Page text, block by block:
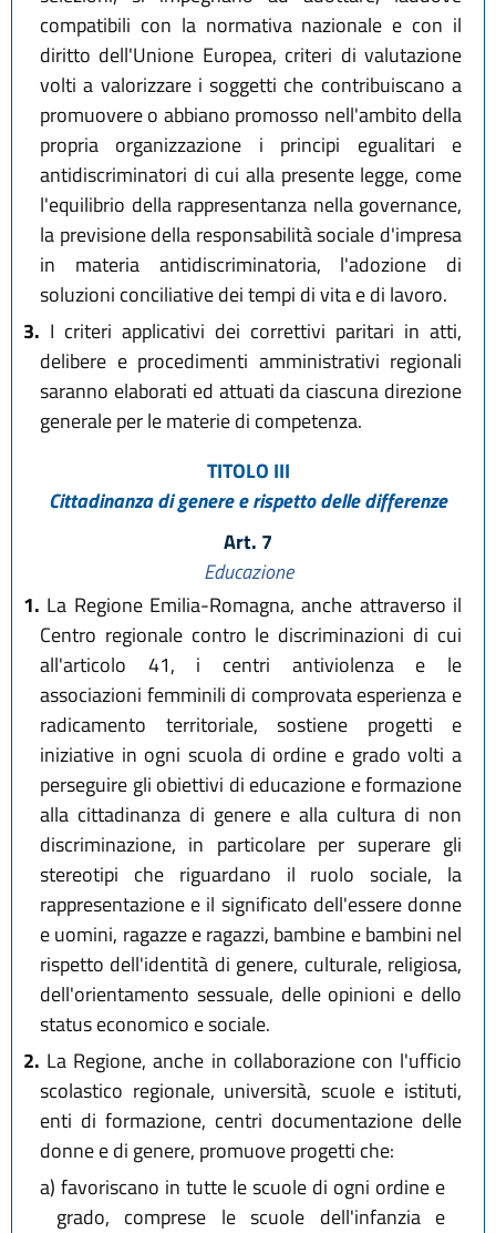
compatibili con la normativa nazionale e con il
diritto dell'Unione Europea, criteri di valutazione
volti a valorizzare i soggetti che contribuiscano a
promuovere o abbiano promosso nell'ambito della
propria organizzazione i principi egualitari e
antidiscriminatori di cui alla presente legge, come
l'equilibrio della rappresentanza nella governance,
la previsione della responsabilità sociale d'impresa
in materia antidiscriminatoria, l'adozione di
soluzioni conciliative dei tempi di vita e di lavoro.
3. I criteri applicativi dei correttivi paritari in atti,
delibere e procedimenti amministrativi regionali
saranno elaborati ed attuati da ciascuna direzione
generale per le materie di competenza.
TITOLO III
Cittadinanza di genere e rispetto delle differenze
Art. 7
Educazione
1. La Regione Emilia-Romagna, anche attraverso il
Centro regionale contro le discriminazioni di cui
all'articolo 41, i centri antiviolenza e le
associazioni femminili di comprovata esperienza e
radicamento territoriale, sostiene progetti e
iniziative in ogni scuola di ordine e grado volti a
perseguire gli obiettivi di educazione e formazione
alla cittadinanza di genere e alla cultura di non
discriminazione, in particolare per superare gli
stereotipi che riguardano il ruolo sociale, la
rappresentazione e il significato dell'essere donne
e uomini, ragazze e ragazzi, bambine e bambini nel
rispetto dell'identità di genere, culturale, religiosa,
dell'orientamento sessuale, delle opinioni e dello
status economico e sociale.
2. La Regione, anche in collaborazione con l'ufficio
scolastico regionale, università, scuole e istituti,
enti di formazione, centri documentazione delle
donne e di genere, promuove progetti che:
a) favoriscano in tutte le scuole di ogni ordine e
grado, comprese le scuole dell'infanzia e